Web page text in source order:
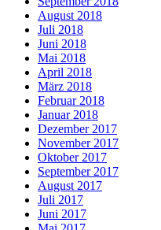
August 2018
Juli 2018
Juni 2018
Mai 2018
April 2018
März 2018
Februar 2018
Januar 2018
Dezember 2017
November 2017
Oktober 2017
September 2017
August 2017
Juli 2017
Juni 2017